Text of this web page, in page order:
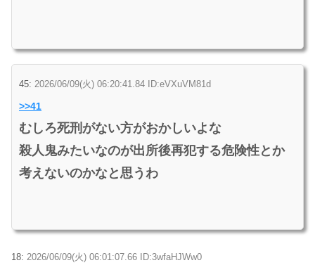
45: 2026/06/09(火) 06:20:41.84 ID:eVXuVM81d
>>41
むしろ死刑がない方がおかしいよな
殺人鬼みたいなのが出所後再犯する危険性とか
考えないのかなと思うわ
18: 2026/06/09(火) 06:01:07.66 ID:3wfaHJWw0